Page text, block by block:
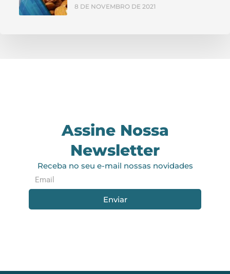
8 DE NOVEMBRO DE 2021
Assine Nossa
Newsletter
Receba no seu e-mail nossas novidades
Enviar